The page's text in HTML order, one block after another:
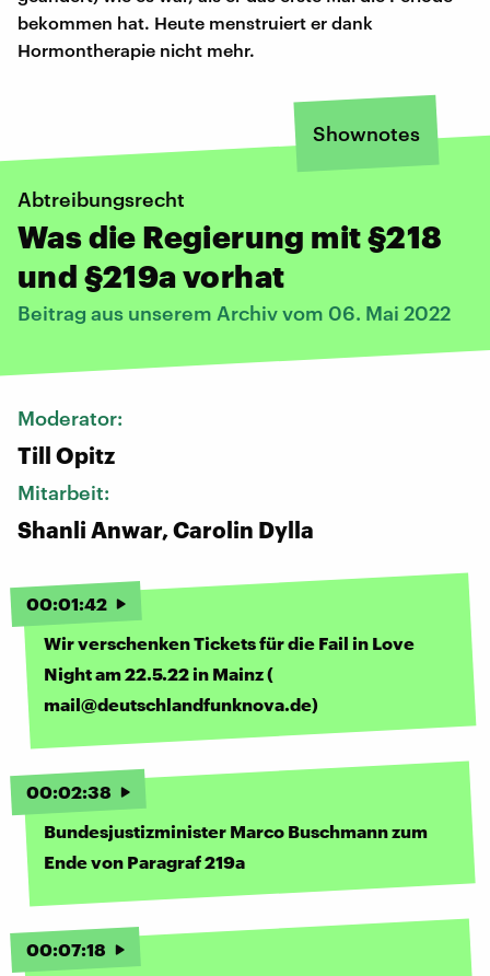
bekommen hat. Heute menstruiert er dank
Hormontherapie nicht mehr.
Shownotes
Abtreibungsrecht
Was die Regierung mit §218
und §219a vorhat
Beitrag aus unserem Archiv vom 06. Mai 2022
Moderator:
Till Opitz
Mitarbeit:
Shanli Anwar, Carolin Dylla
00:01:42
Wir verschenken Tickets für die Fail in Love
Night am 22.5.22 in Mainz (
mail@deutschlandfunknova.de)
00:02:38
Bundesjustizminister Marco Buschmann zum
Ende von Paragraf 219a
00:07:18